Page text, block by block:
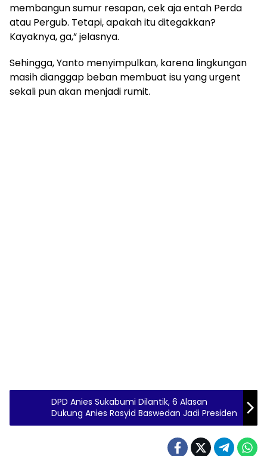
membangun sumur resapan, cek aja entah Perda
atau Pergub. Tetapi, apakah itu ditegakkan?
Kayaknya, ga,” jelasnya.
Sehingga, Yanto menyimpulkan, karena lingkungan
masih dianggap beban membuat isu yang urgent
sekali pun akan menjadi rumit.
DPD Anies Sukabumi Dilantik, 6 Alasan
Dukung Anies Rasyid Baswedan Jadi Presiden